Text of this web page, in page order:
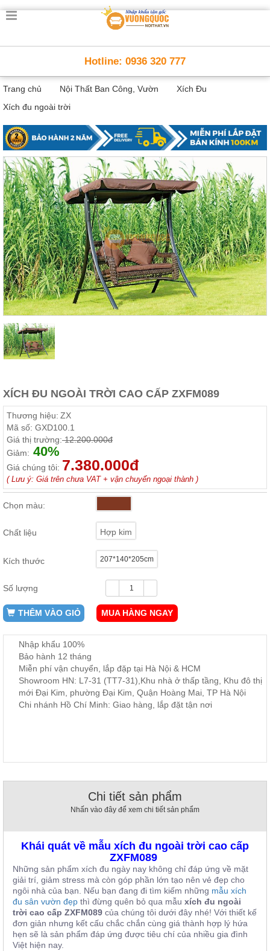
Trang
Thông
Minh
Nội
thất
minh
Nội
Thất
Trẻ
Em
Giường
tầng,
bàn
học, tủ
sách
Nội
Thất
Phòng
Khách
Sofa,
tủ
rượu,
Bàn
trà...
Thất
Ngủ
Giường
ngủ, tủ
trang
điểm
Nội
Thất
Ăn
ghế
ăn,
bếp
Nội
Thất
Ban
Công,
Vườn
Kiện
Thất
Nhà
Hàng
Thất
Hàng
Hotline: 0936 320 777
Trang chủ Nội Thất Ban Công, Vườn
Xích Đu
Xích đu ngoài trời
XÍCH ĐU NGOÀI TRỜI CAO CẤP ZXFM089
Thương hiệu: ZX
Mã số: GXD100.1
Giá thị trường:12.200.000đ
Giảm: 40%
Giá chúng tôi: 7.380.000đ
( Lưu ý: Giá trên chưa VAT + vận chuyển ngoại thành )
Chọn màu:
Chất liệu Hợp kim
Kích thước 207*140*205cm
Số lượng
THÊM VÀO GIỎ MUA HÀNG NGAY
Nhập khẩu 100%
Bảo hành 12 tháng
Miễn phí vận chuyển, lắp đặp tại Hà Nội & HCM
Showroom HN: L7-31 (TT7-31),Khu nhà ở thấp tầng, Khu đô thị
mới Đại Kim, phường Đại Kim, Quận Hoàng Mai, TP Hà Nội
Chi nhánh Hồ Chí Minh: Giao hàng, lắp đặt tận nơi
Chi tiết sản phẩm
Nhấn vào đây để xem chi tiết sản phẩm
Khái quát về mẫu xích đu ngoài trời cao cấp
ZXFM089
Những sản phẩm xích đu ngày nay không chỉ đáp ứng về mặt
giải trí, giảm stress mà còn góp phần lớn tạo nên vẻ đẹp cho
ngôi nhà của bạn. Nếu bạn đang đi tìm kiếm những mẫu xích
đu sân vườn đẹp thì đừng quên bỏ qua mẫu xích đu ngoài
trời cao cấp ZXFM089 của chúng tôi dưới đây nhé! Với thiết kế
đơn giản nhưng kết cấu chắc chắn cùng giá thành hợp lý hứa
hẹn sẽ là sản phẩm đáp ứng được tiêu chí của nhiều gia đình
Việt hiện nay.